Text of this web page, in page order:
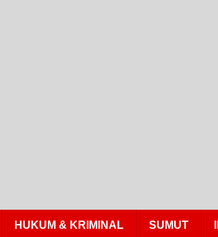
HUKUM & KRIMINAL SUMUT